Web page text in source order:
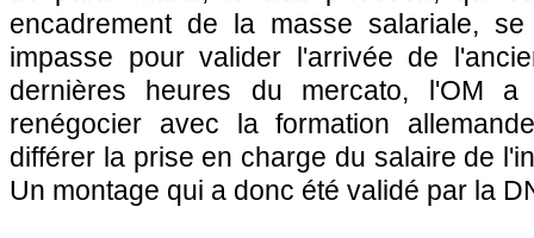
encadrement de la masse salariale,
impasse pour valider l'arrivée de
dernières heures du mercato, l'OM a
renégocier avec la formation
différer la prise en charge du salaire de
Un montage qui a donc été validé par la